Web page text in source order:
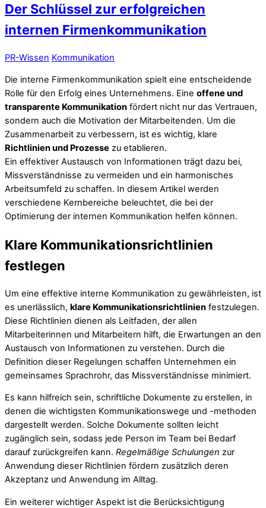
Der Schlüssel zur erfolgreichen
internen Firmenkommunikation
PR-Wissen Kommunikation
Die interne Firmenkommunikation spielt eine entscheidende
Rolle für den Erfolg eines Unternehmens. Eine offene und
transparente Kommunikation fördert nicht nur das Vertrauen,
sondern auch die Motivation der Mitarbeitenden. Um die
Zusammenarbeit zu verbessern, ist es wichtig, klare
Richtlinien und Prozesse zu etablieren.
Ein effektiver Austausch von Informationen trägt dazu bei,
Missverständnisse zu vermeiden und ein harmonisches
Arbeitsumfeld zu schaffen. In diesem Artikel werden
verschiedene Kernbereiche beleuchtet, die bei der
Optimierung der internen Kommunikation helfen können.
Klare Kommunikationsrichtlinien
festlegen
Um eine effektive interne Kommunikation zu gewährleisten, ist
es unerlässlich, klare Kommunikationsrichtlinien festzulegen.
Diese Richtlinien dienen als Leitfaden, der allen
Mitarbeiterinnen und Mitarbeitern hilft, die Erwartungen an den
Austausch von Informationen zu verstehen. Durch die
Definition dieser Regelungen schaffen Unternehmen ein
gemeinsames Sprachrohr, das Missverständnisse minimiert.
Es kann hilfreich sein, schriftliche Dokumente zu erstellen, in
denen die wichtigsten Kommunikationswege und -methoden
dargestellt werden. Solche Dokumente sollten leicht
zugänglich sein, sodass jede Person im Team bei Bedarf
darauf zurückgreifen kann. Regelmäßige Schulungen zur
Anwendung dieser Richtlinien fördern zusätzlich deren
Akzeptanz und Anwendung im Alltag.
Ein weiterer wichtiger Aspekt ist die Berücksichtigung